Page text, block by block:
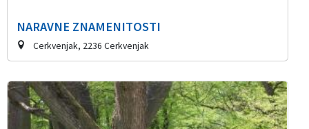
NARAVNE ZNAMENITOSTI
Cerkvenjak, 2236 Cerkvenjak